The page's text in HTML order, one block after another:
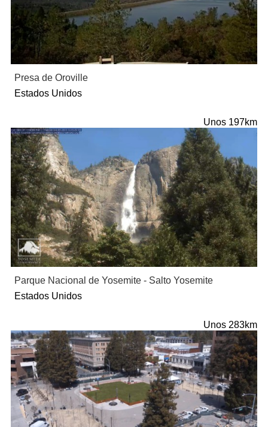
Presa de Oroville
Estados Unidos
Unos 197km
Parque Nacional de Yosemite - Salto Yosemite
Estados Unidos
Unos 283km